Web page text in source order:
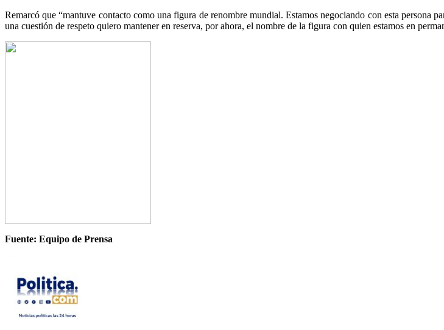
Remarcó que “mantuve contacto como una figura de renombre mundial. Estamos negociando con esta persona
una cuestión de respeto quiero mantener en reserva, por ahora, el nombre de la figura con quien estamos en
Fuente: Equipo de Prensa